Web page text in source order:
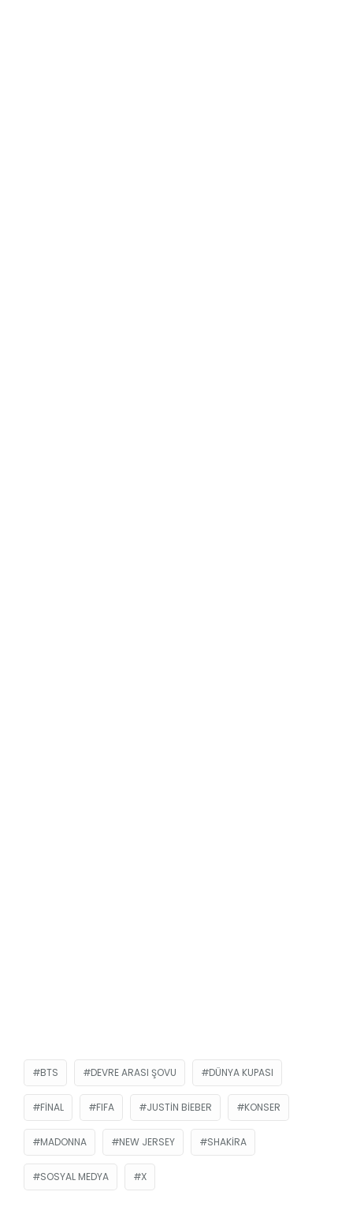
BTS DEVRE ARASI ŞOVU DÜNYA KUPASI
FINAL FIFA JUSTIN BIEBER KONSER
MADONNA NEW JERSEY SHAKIRA
SOSYAL MEDYA X